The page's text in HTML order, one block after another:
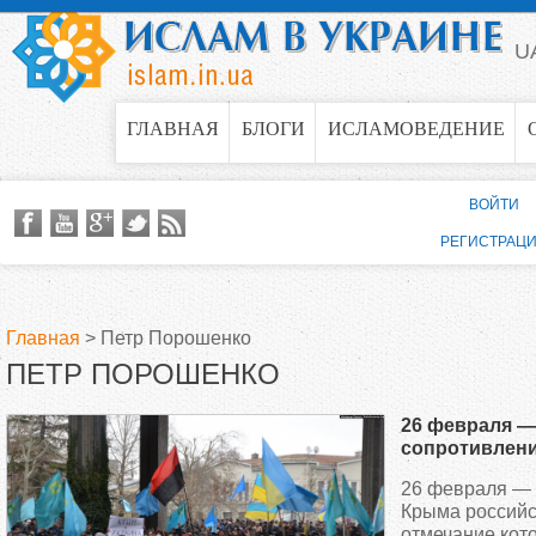
Jump to navigation
ГЛАВНАЯ БЛОГИ ИСЛАМОВЕДЕНИЕ
В
ы
з
Главная > Петр Порошенко
ПЕТР ПОРОШЕНКО
26 февраля
российской
26 февраля —
Крыма
ВОЙТИ